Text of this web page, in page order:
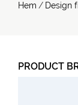
Hem / Design
PRODUCT